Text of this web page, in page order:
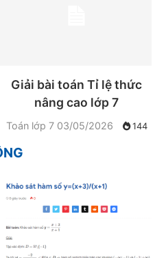
Giải bài toán Tỉ lệ thức
nâng cao lớp 7
Toán lớp 7 03/05/2026 144